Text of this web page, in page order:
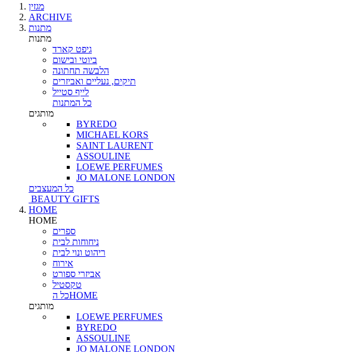
מגזין
ARCHIVE
מתנות
מתנות
גיפט קארד
ביוטי ובישום
הלבשה תחתונה
תיקים, נעליים ואביזרים
לייף סטייל
כל המתנות
מותגים
BYREDO
MICHAEL KORS
SAINT LAURENT
ASSOULINE
LOEWE PERFUMES
JO MALONE LONDON
כל המעצבים
BEAUTY GIFTS
HOME
HOME
ספרים
ניחוחות לבית
ריהוט ונוי לבית
אירוח
אביזרי ספורט
טקסטיל
כל הHOME
מותגים
LOEWE PERFUMES
BYREDO
ASSOULINE
JO MALONE LONDON